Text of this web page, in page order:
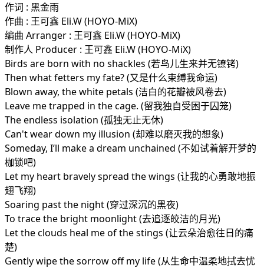
作词 : 黑金雨
作曲 : 王可鑫 Eli.W (HOYO-MiX)
编曲 Arranger : 王可鑫 Eli.W (HOYO-MiX)
制作人 Producer : 王可鑫 Eli.W (HOYO-MiX)
Birds are born with no shackles (若鸟儿生来并无镣铐)
Then what fetters my fate? (又是什么束缚我命运)
Blown away, the white petals (洁白的花瓣被风卷去)
Leave me trapped in the cage. (留我独自受困于囚笼)
The endless isolation (孤独无止无休)
Can't wear down my illusion (却难以磨灭我的想象)
Someday, I’ll make a dream unchained (不如试着解开梦的
枷锁吧)
Let my heart bravely spread the wings (让我的心勇敢地振
翅飞翔)
Soaring past the night (穿过深沉的黑夜)
To trace the bright moonlight (去追逐皎洁的月光)
Let the clouds heal me of the stings (让云朵治愈往日的痛
楚)
Gently wipe the sorrow off my life (从生命中温柔地拭去忧